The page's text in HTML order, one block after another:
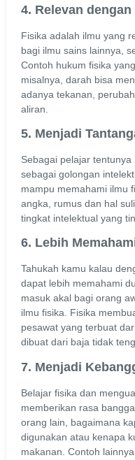
4. Relevan
Fisika adalah ilmu yang
bagi ilmu sains lainnya,
Contoh hukum fisika
misalnya, darah bisa
adanya tekanan,
aliran.
5. Menjadi
Sebagai pelajar
sebagai golongan
mampu memahami ilmu
angka, rumus dan hal
tingkat intelektual yang
6. Lebih
Tahukah kamu kalau
dapat lebih memahami
masuk akal bagi orang
ilmu fisika. Fisika
pesawat yang terbuat
dibuat dari baja tidak
7. Menjadi
Belajar fisika dan
memberikan rasa
orang lain, bagaimana
digunakan atau kenapa
makanan. Contoh